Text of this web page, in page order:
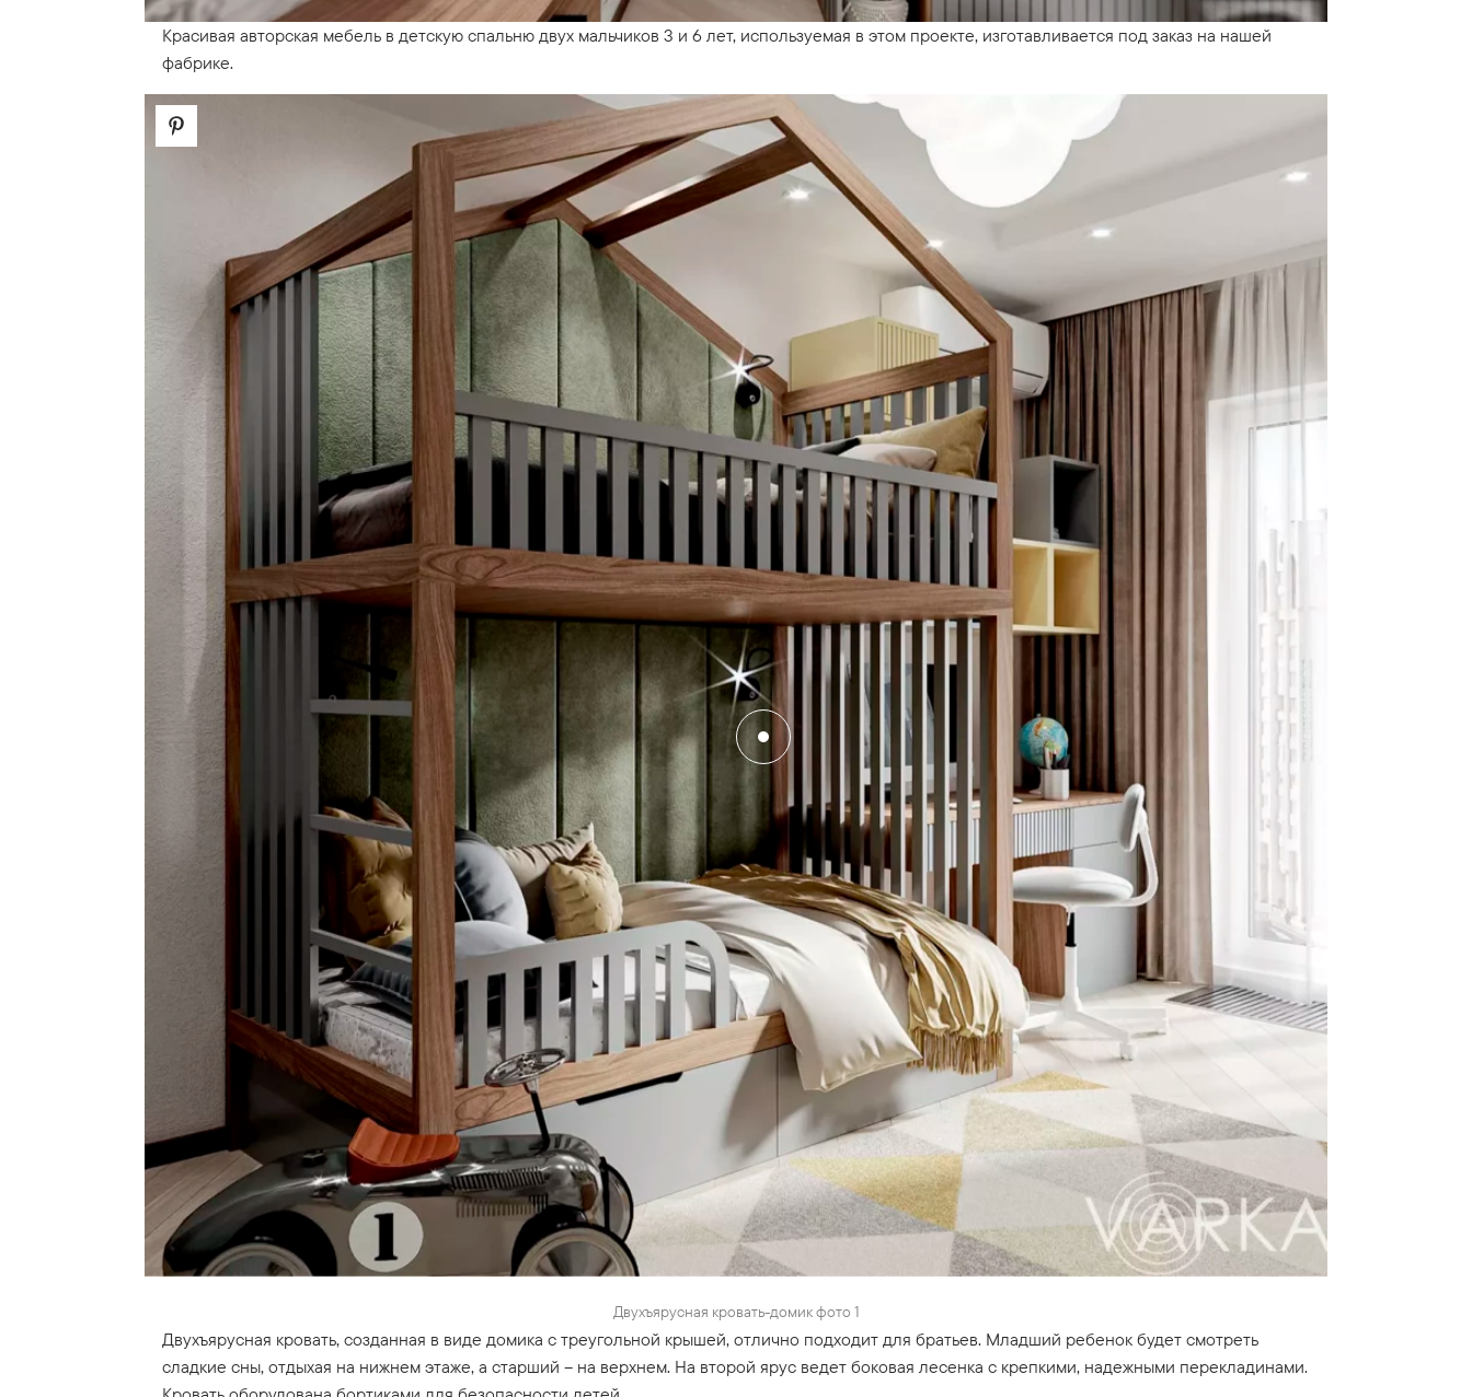
Красивая авторская мебель в детскую спальню двух мальчиков 3 и 6 лет, используемая в этом проекте, изготавливается под заказ на нашей
фабрике.
Двухъярусная кровать-домик фото 1
Двухъярусная кровать, созданная в виде домика с треугольной крышей, отлично подходит для братьев. Младший ребенок будет смотреть
сладкие сны, отдыхая на нижнем этаже, а старший – на верхнем. На второй ярус ведет боковая лесенка с крепкими, надежными перекладинами.